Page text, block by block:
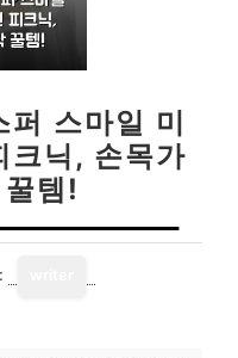
스마일 미
크닉, 손목가
템!